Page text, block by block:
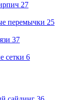
27
перемычки 25
37
сетки 6